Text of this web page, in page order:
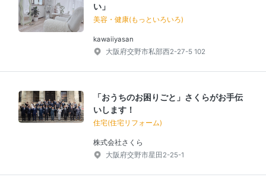
い」
美容・健康(もっといろいろ)
kawaiiyasan
大阪府交野市私部西2-27-5 102
「おうちのお困りごと」さくらがお手伝
いします！
住宅(住宅リフォーム)
株式会社さくら
大阪府交野市星田2-25-1